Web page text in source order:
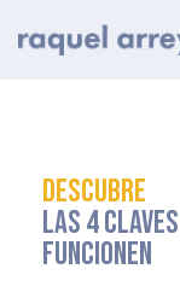
DESCUBRE
LAS 4
FUNCIONEN